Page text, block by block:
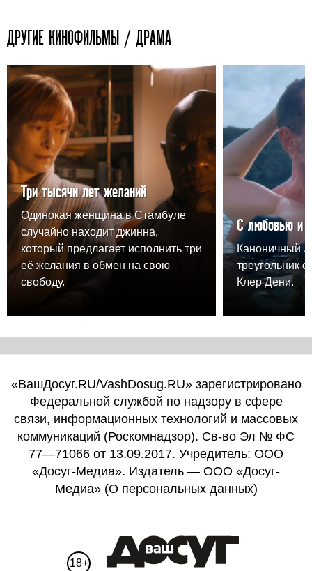
ДРУГИЕ КИНОФИЛЬМЫ / ДРАМА
Три тысячи лет желаний
Одинокая женщина в Стамбуле
случайно находит джинна,
который предлагает исполнить три
её желания в обмен на свою
свободу.
С любовью и
Каноничный
треугольник
Клер Дени.
«ВашДосуг.RU/VashDosug.RU» зарегистрировано
Федеральной службой по надзору в сфере
связи, информационных технологий и массовых
коммуникаций (Роскомнадзор). Св-во Эл № ФС
77—71066 от 13.09.2017. Учредитель: ООО
«Досуг-Медиа». Издатель — ООО «Досуг-
Медиа» (О персональных данных)
18+